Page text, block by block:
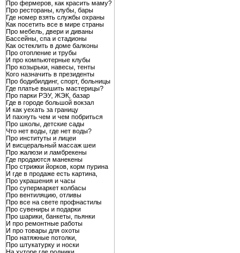
Про фермеров, как красить маму?
Про рестораны, клубы, бары
Где номер взять службы охраны
Как посетить все в мире страны
Про мебель, двери и диваны
Бассейны, спа и стадионы
Как остеклить в доме балконы
Про отопление и трубы
И про компьютерные клубы
Про козырьки, навесы, тенты
Кого назначить в президенты
Про бодибилдинг, спорт, больницы
Где платье вышить мастерицы?
Про парки РЭУ, ЖЭК, базар
Где в городе большой вокзал
И как уехать за границу
И пахнуть чем и чем побриться
Про школы, детские сады
Что нет воды, где нет воды?
Про институты и лицеи
И висцеральный массаж шеи
Про жалюзи и ламбрекены
Где продаются манекены
Про стрижки йорков, корм пурина
И где в продаже есть картина,
Про украшения и часы
Про супермаркет колбасы
Про вентиляцию, отливы
Про все на свете профнастилы
Про сувениры и подарки
Про шарики, банкеты, пьянки
И про ремонтные работы
И про товары для охоты
Про натяжные потолки,
Про штукатурку и носки